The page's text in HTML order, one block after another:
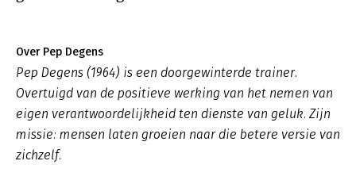
Over Pep Degens
Pep Degens (1964) is een doorgewinterde trainer.
Overtuigd van de positieve werking van het nemen van
eigen verantwoordelijkheid ten dienste van geluk. Zijn
missie: mensen laten groeien naar die betere versie van
zichzelf.